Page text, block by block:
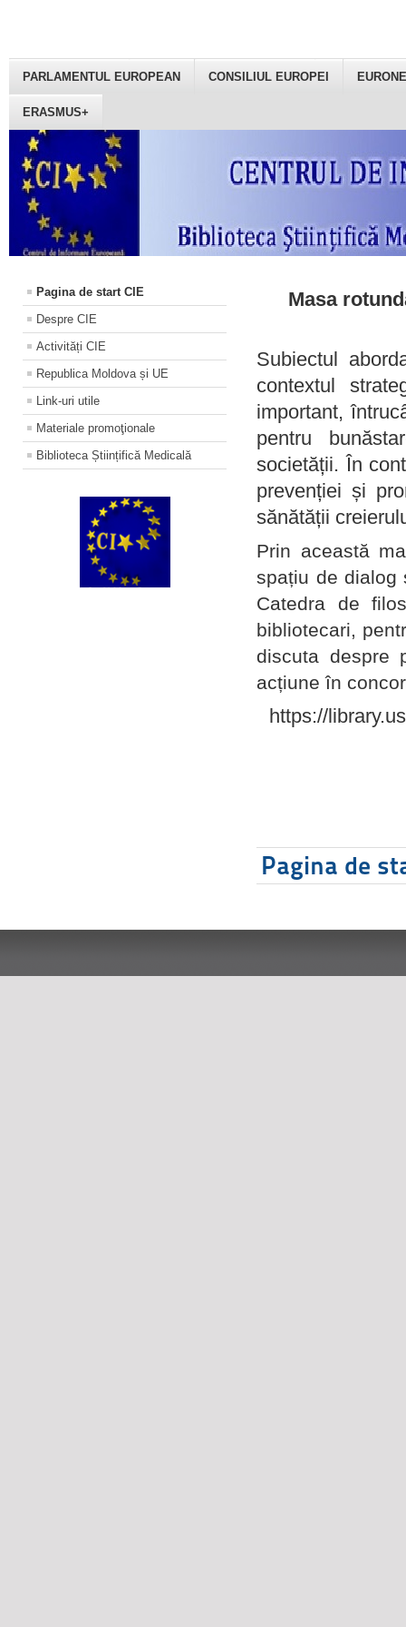
PARLAMENTUL EUROPEAN CONSILIUL EUROPEI
ERASMUS+
Pagina de start CIE
Despre CIE
Activități CIE
Republica Moldova și UE
Link-uri utile
Materiale promoţionale
Biblioteca Științifică Medicală
Masa
Subiectul
contextul
important,
pentru
societății. În
prevenției și
sănătății
Prin această
spațiu de dialog
Catedra de
bibliotecari,
discuta despre
acțiune în
https://
Pagina de